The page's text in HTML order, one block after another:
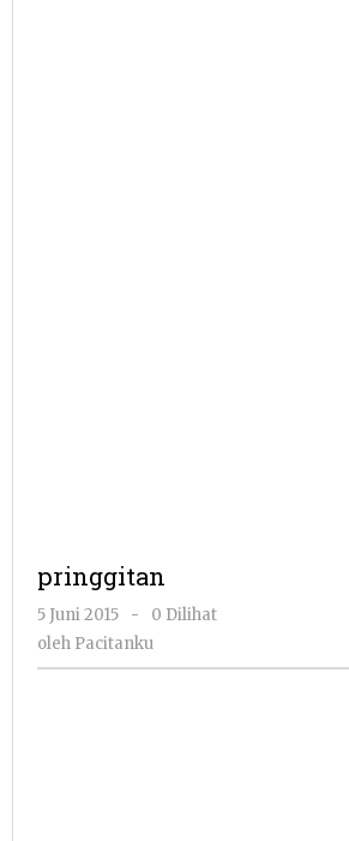
pringgitan
5 Juni 2015
oleh
Pacitanku
-
0 Dilihat
oleh Pacitanku